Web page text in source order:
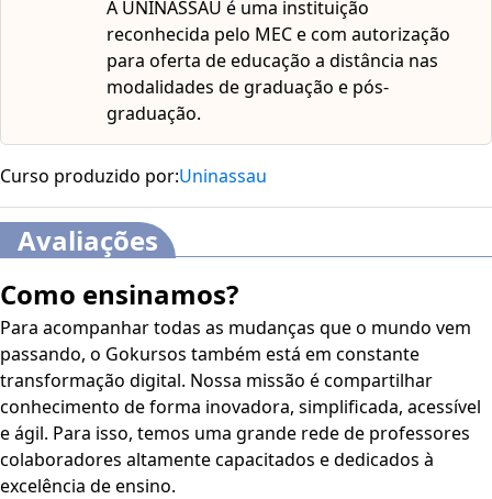
A UNINASSAU é uma instituição
reconhecida pelo MEC e com autorização
para oferta de educação a distância nas
modalidades de graduação e pós-
graduação.
Curso produzido por:Uninassau
Avaliações
Como ensinamos?
Para acompanhar todas as mudanças que o mundo vem
passando, o Gokursos também está em constante
transformação digital. Nossa missão é compartilhar
conhecimento de forma inovadora, simplificada, acessível
e ágil. Para isso, temos uma grande rede de professores
colaboradores altamente capacitados e dedicados à
excelência de ensino.